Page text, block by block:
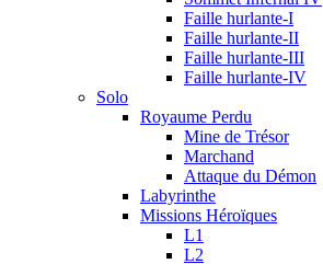
Faille hurlante-I
Faille hurlante-II
Faille hurlante-III
Faille hurlante-IV
Solo
Royaume Perdu
Mine de Trésor
Marchand
Attaque du Démon
Labyrinthe
Missions Héroïques
L1
L2